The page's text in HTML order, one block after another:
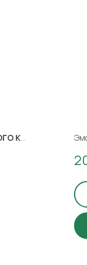
К
и для